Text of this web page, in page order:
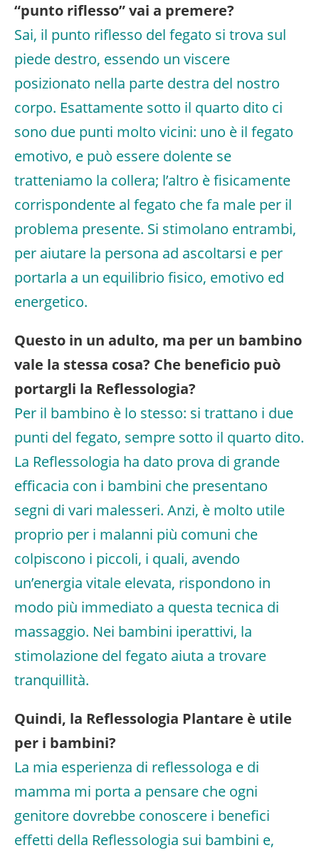
“punto riflesso” vai a premere?
Sai, il punto riflesso del fegato si trova sul
piede destro, essendo un viscere
posizionato nella parte destra del nostro
corpo. Esattamente sotto il quarto dito ci
sono due punti molto vicini: uno è il fegato
emotivo, e può essere dolente se
tratteniamo la collera; l’altro è fisicamente
corrispondente al fegato che fa male per il
problema presente. Si stimolano entrambi,
per aiutare la persona ad ascoltarsi e per
portarla a un equilibrio fisico, emotivo ed
energetico.
Questo in un adulto, ma per un bambino
vale la stessa cosa? Che beneficio può
portargli la Reflessologia?
Per il bambino è lo stesso: si trattano i due
punti del fegato, sempre sotto il quarto dito.
La Reflessologia ha dato prova di grande
efficacia con i bambini che presentano
segni di vari malesseri. Anzi, è molto utile
proprio per i malanni più comuni che
colpiscono i piccoli, i quali, avendo
un’energia vitale elevata, rispondono in
modo più immediato a questa tecnica di
massaggio. Nei bambini iperattivi, la
stimolazione del fegato aiuta a trovare
tranquillità.
Quindi, la Reflessologia Plantare è utile
per i bambini?
La mia esperienza di reflessologa e di
mamma mi porta a pensare che ogni
genitore dovrebbe conoscere i benefici
effetti della Reflessologia sui bambini e,